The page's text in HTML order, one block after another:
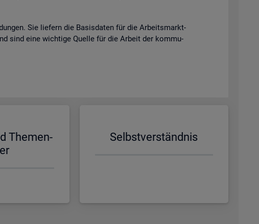
Sie lie­fern die Ba­sis­da­ten für die Ar­beits­markt­
sind eine wich­ti­ge Quel­le für die Ar­beit der kom­mu­
The­men­
Selbst­ver­ständ­nis